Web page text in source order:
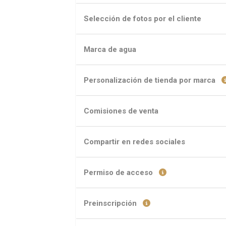
Selección de fotos por el cliente
Marca de agua
Personalización de tienda por marca
Comisiones de venta
Compartir en redes sociales
Permiso de acceso
Preinscripción